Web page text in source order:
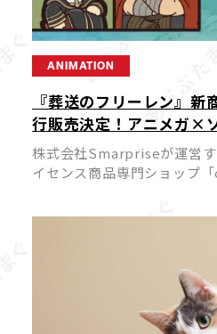
ANIMATION
『葬送のフリーレン』
行販売決定！アニメガ×
日よりスタート
株式会社Smarpriseが運営
イセンス商品専門ショップ